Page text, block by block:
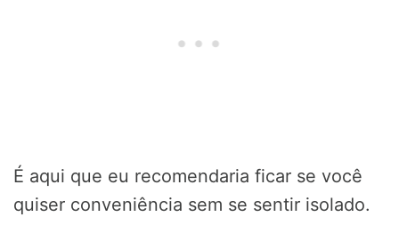
É aqui que eu recomendaria ficar se você
quiser conveniência sem se sentir isolado.